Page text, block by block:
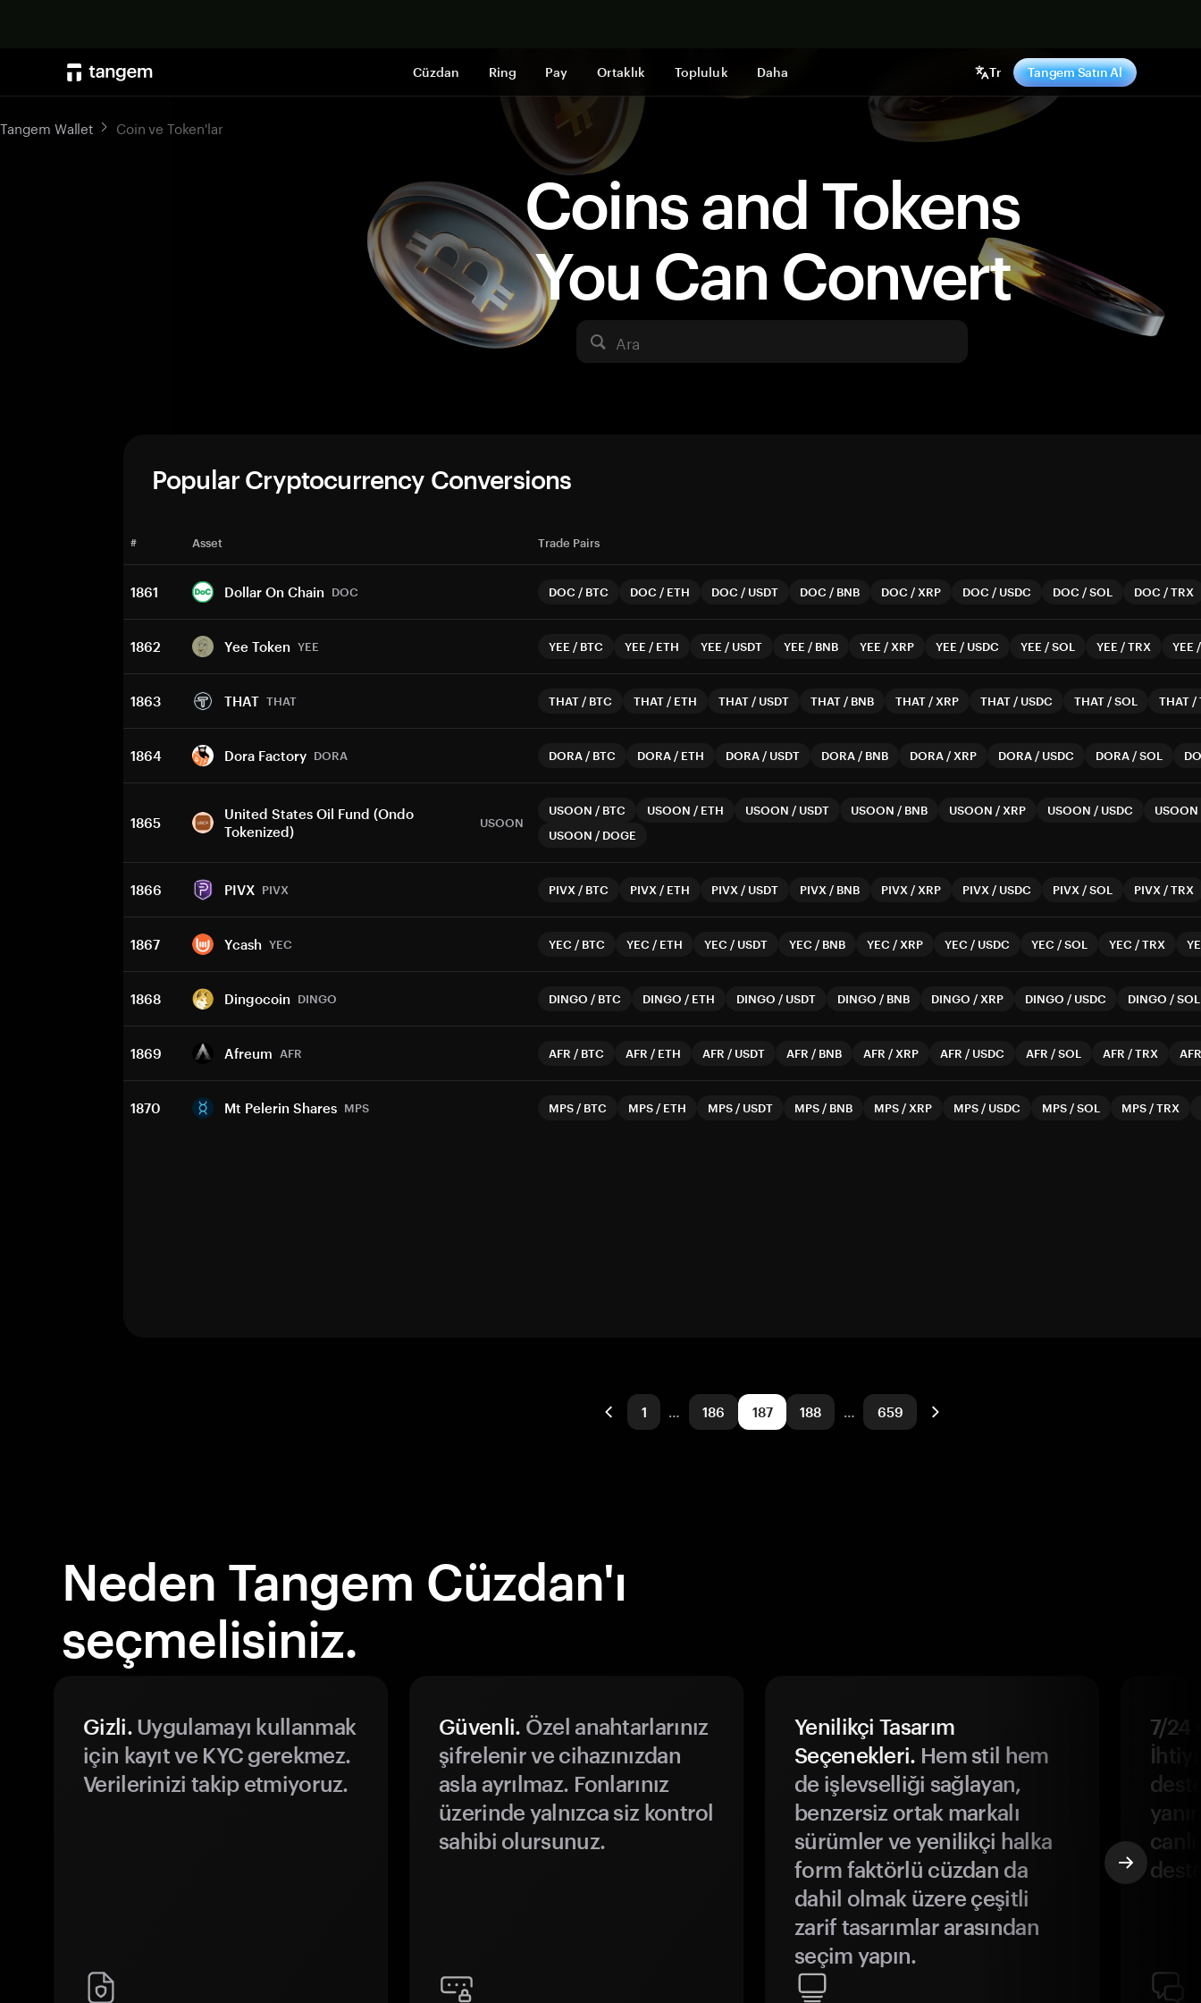
Cüzdan Ring Pay Ortaklık Topluluk Daha Tr Tangem Satın Al
Coins and Tokens
You Can Convert
Ara
Tangem Wallet Coin ve Token'lar
Popular Cryptocurrency Conversions
# Asset Trade Pairs
1861 Dollar On Chain DOC DOC / BTC DOC / ETH DOC / USDT DOC / BNB DOC / XRP DOC / USDC DOC /SOL DOC /TRX
1862 Yee Token YEE YEE / BTC YEE / ETH YEE / USDT YEE / BNB YEE / XRP YEE / USDC YEE /SOL YEE /TRX YEE
1863 THAT THAT THAT / BTC THAT / ETH THAT / USDT THAT / BNB THAT / XRP THAT / USDC THAT /SOL THAT /
1864 Dora Factory DORA DORA / BTC DORA / ETH DORA / USDT DORA / BNB DORA / XRP DORA / USDC DORA /SOL
1865
United States Oil Fund (Ondo
Tokenized)
USOON
USOON / BTC USOON / ETH USOON / USDT USOON / BNB USOON / XRP USOON / USDC USOON
USOON / DOGE
1866 PIVX PIVX PIVX / BTC PIVX / ETH PIVX / USDT PIVX / BNB PIVX / XRP PIVX / USDC PIVX /SOL PIVX /TRX
1867 Ycash YEC YEC / BTC YEC / ETH YEC / USDT YEC / BNB YEC / XRP YEC / USDC YEC /SOL YEC /TRX
1868 Dingocoin DINGO DINGO / BTC DINGO / ETH DINGO / USDT DINGO / BNB DINGO / XRP DINGO / USDC DINGO /SOL
1869 Afreum AFR AFR / BTC AFR / ETH AFR / USDT AFR / BNB AFR / XRP AFR / USDC AFR /SOL AFR /TRX AFR
1870 Mt Pelerin Shares MPS MPS / BTC MPS / ETH MPS / USDT MPS / BNB MPS / XRP MPS / USDC MPS /SOL MPS /TRX
1 … 186 187 188 … 659
Neden Tangem Cüzdan'ı
seçmelisiniz.
Gizli.Uygulamayı kullanmak
için kayıt ve KYC gerekmez.
Verilerinizi takip etmiyoruz.
Güvenli. Özel anahtarlarınız
şifrelenir ve cihazınızdan
asla ayrılmaz. Fonlarınız
üzerinde yalnızca siz kontrol
sahibi olursunuz.
Yenilikçi Tasarım
Seçenekleri. Hem stil hem
de işlevselliği sağlayan,
benzersiz ortak markalı
sürümler ve yenilikçi halka
form faktörlü cüzdan da
dahil olmak üzere çeşitli
zarif tasarımlar arasından
seçim yapın.
7/24